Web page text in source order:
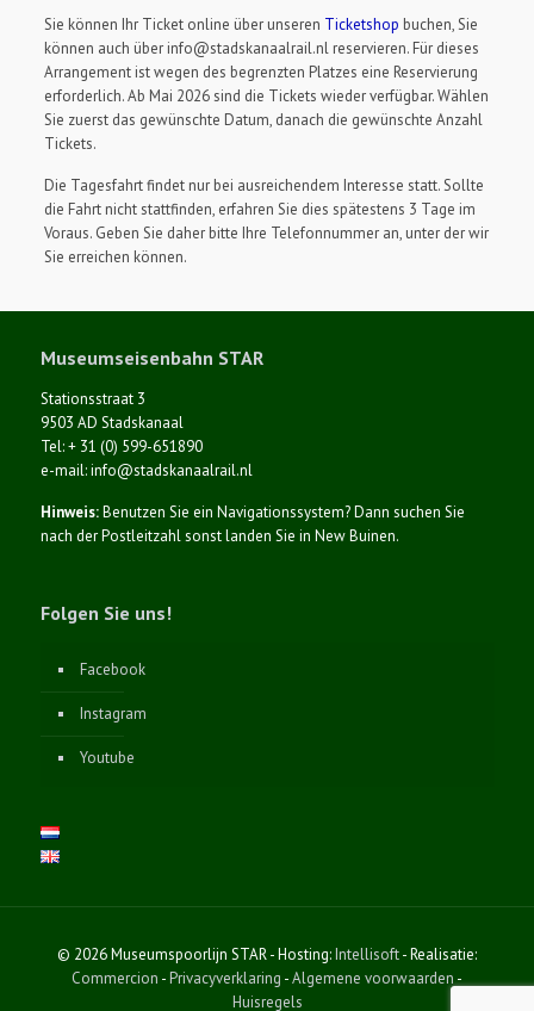
Sie können Ihr Ticket online über unseren Ticketshop buchen, Sie
können auch über info@stadskanaalrail.nl reservieren. Für dieses
Arrangement ist wegen des begrenzten Platzes eine Reservierung
erforderlich. Ab Mai 2026 sind die Tickets wieder verfügbar. Wählen
Sie zuerst das gewünschte Datum, danach die gewünschte Anzahl
Tickets.
Die Tagesfahrt findet nur bei ausreichendem Interesse statt. Sollte
die Fahrt nicht stattfinden, erfahren Sie dies spätestens 3 Tage im
Voraus. Geben Sie daher bitte Ihre Telefonnummer an, unter der wir
Sie erreichen können.
Museumseisenbahn STAR
Stationsstraat 3
9503 AD Stadskanaal
Tel: + 31 (0) 599-651890
e-mail: info@stadskanaalrail.nl
Hinweis:Benutzen Sie ein Navigationssystem? Dann suchen Sie
nach der Postleitzahl sonst landen Sie in New Buinen.
Folgen Sie uns!
Facebook
Instagram
Youtube
© 2026 Museumspoorlijn STAR - Hosting:Intellisoft- Realisatie:
Commercion -Privacyverklaring -Algemene voorwaarden -
Huisregels